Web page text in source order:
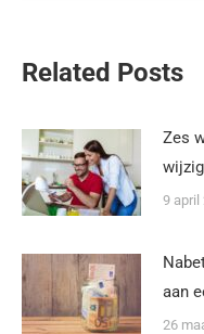
Related Posts
Zes
9 april
aan
26